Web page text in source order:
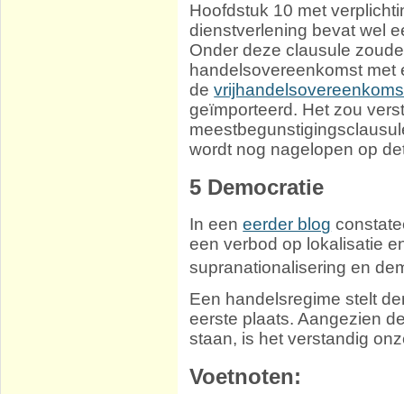
Hoofdstuk 10 met
dienstverlening bevat wel
Onder deze clausule
handelsovereenkomst
de
geïmporteerd. Het zou
wordt nog nagelopen op
5 Democratie
In eeneerder blog
een verbod op lokalisatie
supranationalisering en
Een handelsregime stelt
eerste plaats. Aangezien
staan, is het verstandig
Voetnoten: